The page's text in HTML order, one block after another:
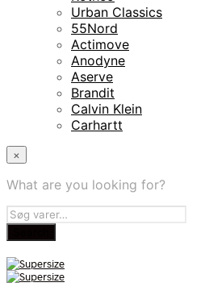
Urban Classics
55Nord
Actimove
Anodyne
Aserve
Brandit
Calvin Klein
Carhartt
×
What are you looking for?